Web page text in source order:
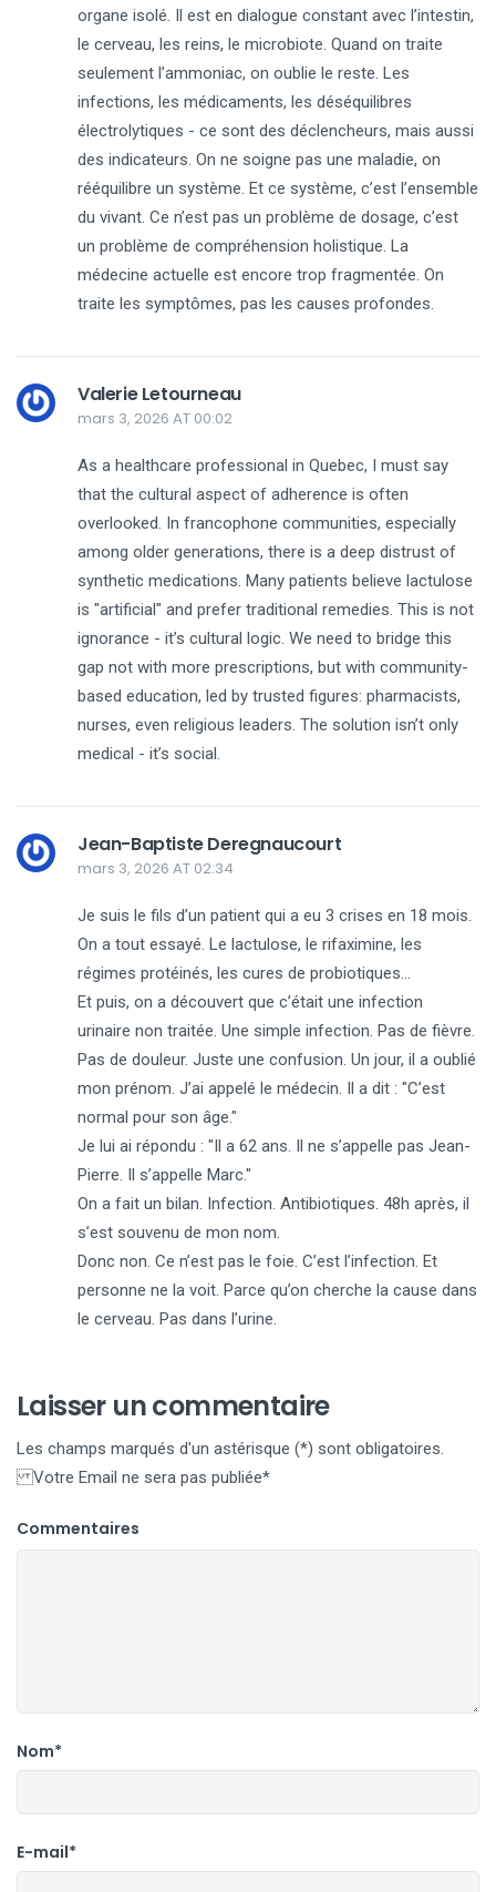
organe isolé. Il est en dialogue constant avec l’intestin,
le cerveau, les reins, le microbiote. Quand on traite
seulement l’ammoniac, on oublie le reste. Les
infections, les médicaments, les déséquilibres
électrolytiques - ce sont des déclencheurs, mais aussi
des indicateurs. On ne soigne pas une maladie, on
rééquilibre un système. Et ce système, c’est l’ensemble
du vivant. Ce n’est pas un problème de dosage, c’est
un problème de compréhension holistique. La
médecine actuelle est encore trop fragmentée. On
traite les symptômes, pas les causes profondes.
Valerie Letourneau
mars 3, 2026 AT 00:02
As a healthcare professional in Quebec, I must say
that the cultural aspect of adherence is often
overlooked. In francophone communities, especially
among older generations, there is a deep distrust of
synthetic medications. Many patients believe lactulose
is "artificial" and prefer traditional remedies. This is not
ignorance - it’s cultural logic. We need to bridge this
gap not with more prescriptions, but with community-
based education, led by trusted figures: pharmacists,
nurses, even religious leaders. The solution isn’t only
medical - it’s social.
Jean-Baptiste Deregnaucourt
mars 3, 2026 AT 02:34
Je suis le fils d’un patient qui a eu 3 crises en 18 mois.
On a tout essayé. Le lactulose, le rifaximine, les
régimes protéinés, les cures de probiotiques…
Et puis, on a découvert que c’était une infection
urinaire non traitée. Une simple infection. Pas de fièvre.
Pas de douleur. Juste une confusion. Un jour, il a oublié
mon prénom. J’ai appelé le médecin. Il a dit : "C’est
normal pour son âge."
Je lui ai répondu : "Il a 62 ans. Il ne s’appelle pas Jean-
Pierre. Il s’appelle Marc."
On a fait un bilan. Infection. Antibiotiques. 48h après, il
s’est souvenu de mon nom.
Donc non. Ce n’est pas le foie. C’est l’infection. Et
personne ne la voit. Parce qu’on cherche la cause dans
le cerveau. Pas dans l’urine.
Laisser un commentaire
Les champs marqués d'un astérisque (*) sont obligatoires.
Votre Email ne sera pas publiée*
Commentaires
Nom*
E-mail*